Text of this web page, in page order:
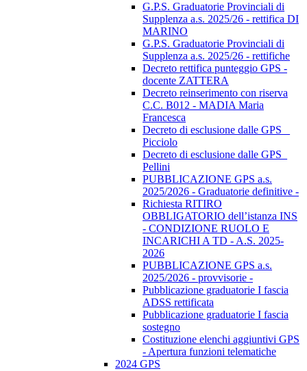
G.P.S. Graduatorie Provinciali di
Supplenza a.s. 2025/26 - rettifica DI
MARINO
G.P.S. Graduatorie Provinciali di
Supplenza a.s. 2025/26 - rettifiche
Decreto rettifica punteggio GPS -
docente ZATTERA
Decreto reinserimento con riserva
C.C. B012 - MADIA Maria
Francesca
Decreto di esclusione dalle GPS _
Picciolo
Decreto di esclusione dalle GPS_
Pellini
PUBBLICAZIONE GPS a.s.
2025/2026 - Graduatorie definitive -
Richiesta RITIRO
OBBLIGATORIO dell’istanza INS
- CONDIZIONE RUOLO E
INCARICHI A TD - A.S. 2025-
2026
PUBBLICAZIONE GPS a.s.
2025/2026 - provvisorie -
Pubblicazione graduatorie I fascia
ADSS rettificata
Pubblicazione graduatorie I fascia
sostegno
Costituzione elenchi aggiuntivi GPS
- Apertura funzioni telematiche
2024 GPS